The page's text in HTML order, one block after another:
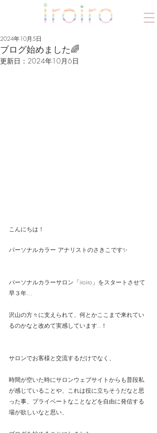
ブログ始めました🌈
2024年10月5日
更新日： 2024年10月6日
こんにちは！
パーソナルカラー アナリストのさきこです✨
パーソナルカラーサロン「iroiro」をスタートさせて
早３年…
沢山の方々に支えられて、何とかここまで来れてい
るのかなと改めて実感しています..！
サロンでお客様と交流するだけでなく、
時間が空いた時にサロンウェブサイトからも普段私
が感じていることや、これは役に立ちそうだなと思
った事、プライベートなことなどを自由に発信する
場が欲しいなと思い、